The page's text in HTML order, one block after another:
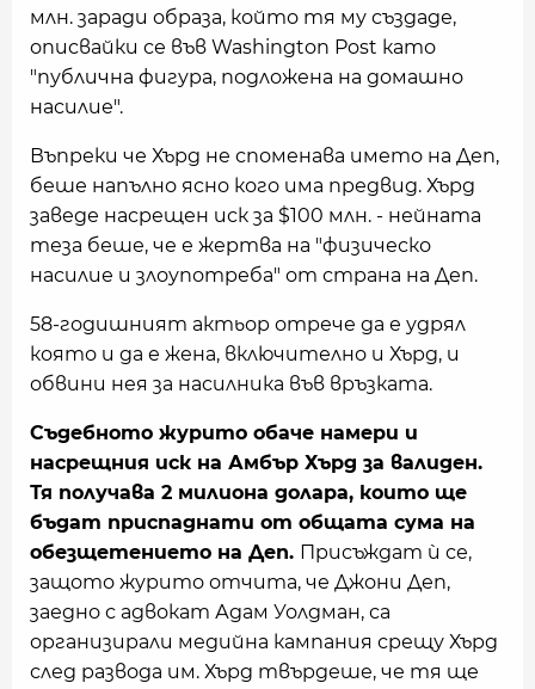
млн. заради образа, който тя му създаде,
описвайки се във Washington Post като
"публична фигура, подложена на домашно
насилие".
Въпреки че Хърд не споменава името на Деп,
беше напълно ясно кого има предвид. Хърд
заведе насрещен иск за $100 млн. - нейната
теза беше, че е жертва на "физическо
насилие и злоупотреба" от страна на Деп.
58-годишният актьор отрече да е удрял
която и да е жена, включително и Хърд, и
обвини нея за насилника във връзката.
Съдебното журито обаче намери и
насрещния иск на Амбър Хърд за валиден.
Тя получава 2 милиона долара, които ще
бъдат приспаднати от общата сума на
обезщетението на Деп. Присъждат ѝ се,
защото журито отчита, че Джони Деп,
заедно с адвокат Адам Уолдман, са
организирали медийна кампания срещу Хърд
след развода им. Хърд твърдеше, че тя ще